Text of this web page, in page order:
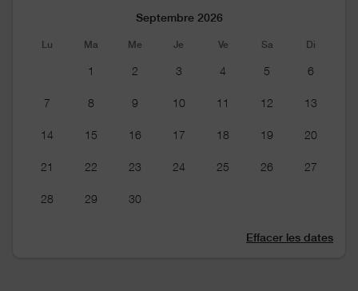
Septembre 2026
Lu Ma Me Je Ve Sa Di
1 2 3 4 5 6
7 8 9 10 11 12 13
14 15 16 17 18 19 20
21 22 23 24 25 26 27
28 29 30
Effacer les dates